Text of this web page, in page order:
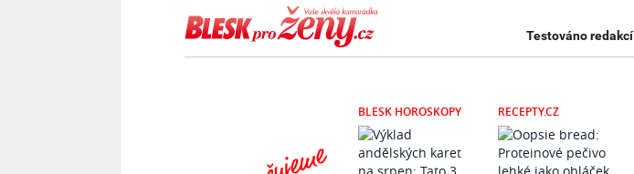
LOGO BLESK PRO ŽENY
Testováno redakcí
BLESK HOROSKOPY RECEPTY.CZ